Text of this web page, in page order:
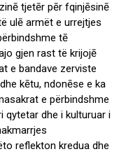
tjetēr pēr fqinjēsinē
ulē armët e urrejtjes
tē
gjen rast të krijojē
e bandave zerviste
kētu, ndonēse e ka
e përbindshme
qytetar dhe i kulturuar i
reflekton kredua dhe